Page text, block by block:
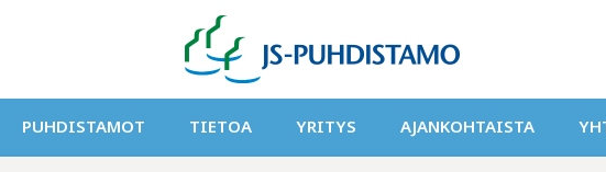
PUHDISTAMOT TIETOA YRITYS AJANKOHTAISTA